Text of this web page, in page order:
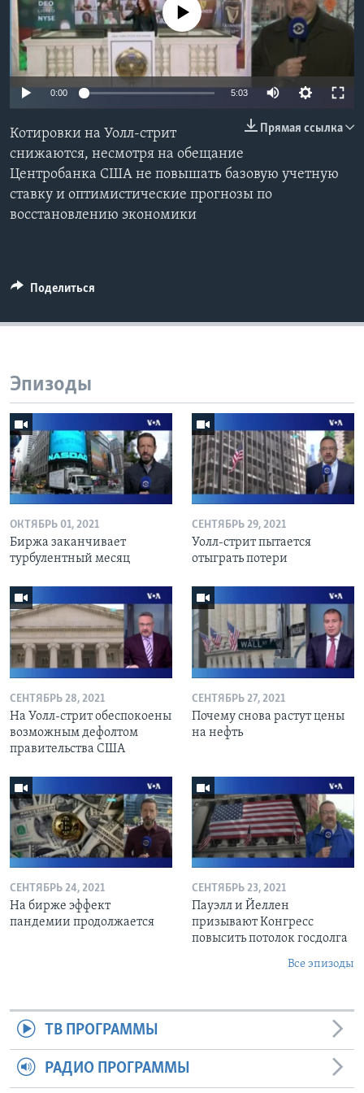
Learning English
СОЦИАЛЬНЫЕ СЕТИ
Языки
No media source currently available
0:00 5:03
Прямая ссылка
Котировки на Уолл-стрит
снижаются, несмотря на обещание
Центробанка США не повышать базовую учетную
ставку и оптимистические прогнозы по
восстановлению экономики
Поделиться
Эпизоды
ОКТЯБРЬ 01, 2021
Биржа заканчивает
турбулентный месяц
СЕНТЯБРЬ 29, 2021
Уолл-стрит пытается
отыграть потери
СЕНТЯБРЬ 28, 2021
На Уолл-стрит обеспокоены
возможным дефолтом
правительства США
СЕНТЯБРЬ 27, 2021
Почему снова растут цены
на нефть
СЕНТЯБРЬ 24, 2021
На бирже эффект
пандемии продолжается
СЕНТЯБРЬ 23, 2021
Пауэлл и Йеллен
призывают Конгресс
повысить потолок госдолга
Все эпизоды
ТВ ПРОГРАММЫ
РАДИО ПРОГРАММЫ